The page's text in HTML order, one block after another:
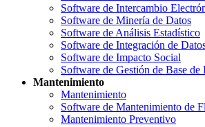
Software de Intercambio
Software de Minería de Datos
Software de Análisis Estadístico
Software de Integración de
Software de Impacto Social
Software de Gestión de Base de
Mantenimiento
Mantenimiento
Software de Mantenimiento de
Mantenimiento Preventivo